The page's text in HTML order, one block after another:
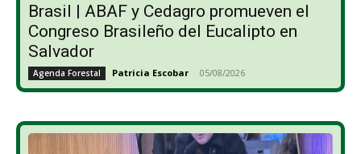
Brasil | ABAF y Cedagro promueven el
Congreso Brasileño del Eucalipto en
Salvador
Agenda Forestal Patricia Escobar - 05/08/2026